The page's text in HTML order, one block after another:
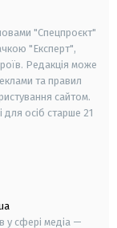
"Спецпроєкт"
"Експерт",
Редакція може
та правил
сайтом.
для осіб старше 21
у сфері медіа —